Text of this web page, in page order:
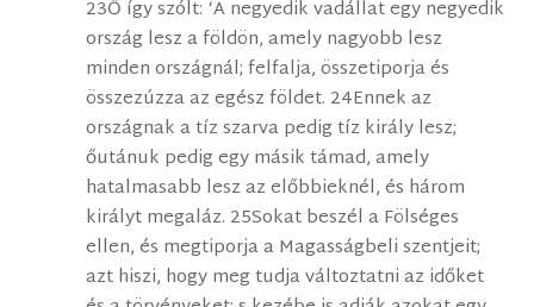
23Ő így szólt: ‘A negyedik vadállat egy negyedik
ország lesz a földön, amely nagyobb lesz
minden országnál; felfalja, összetiporja és
összezúzza az egész földet. 24Ennek az
országnak a tíz szarva pedig tíz király lesz;
őutánuk pedig egy másik támad, amely
hatalmasabb lesz az előbbieknél, és három
királyt megaláz. 25Sokat beszél a Fölséges
ellen, és megtiporja a Magasságbeli szentjeit;
azt hiszi, hogy meg tudja változtatni az időket